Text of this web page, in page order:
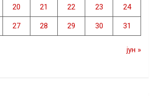
20 21 22 23 24
27 28 29 30 31
јун »